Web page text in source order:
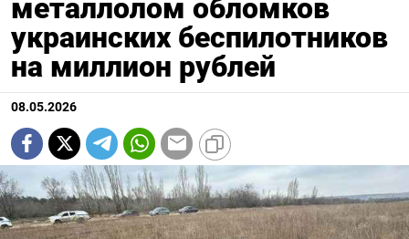
металлолом обломков
украинских беспилотников
на миллион рублей
08.05.2026